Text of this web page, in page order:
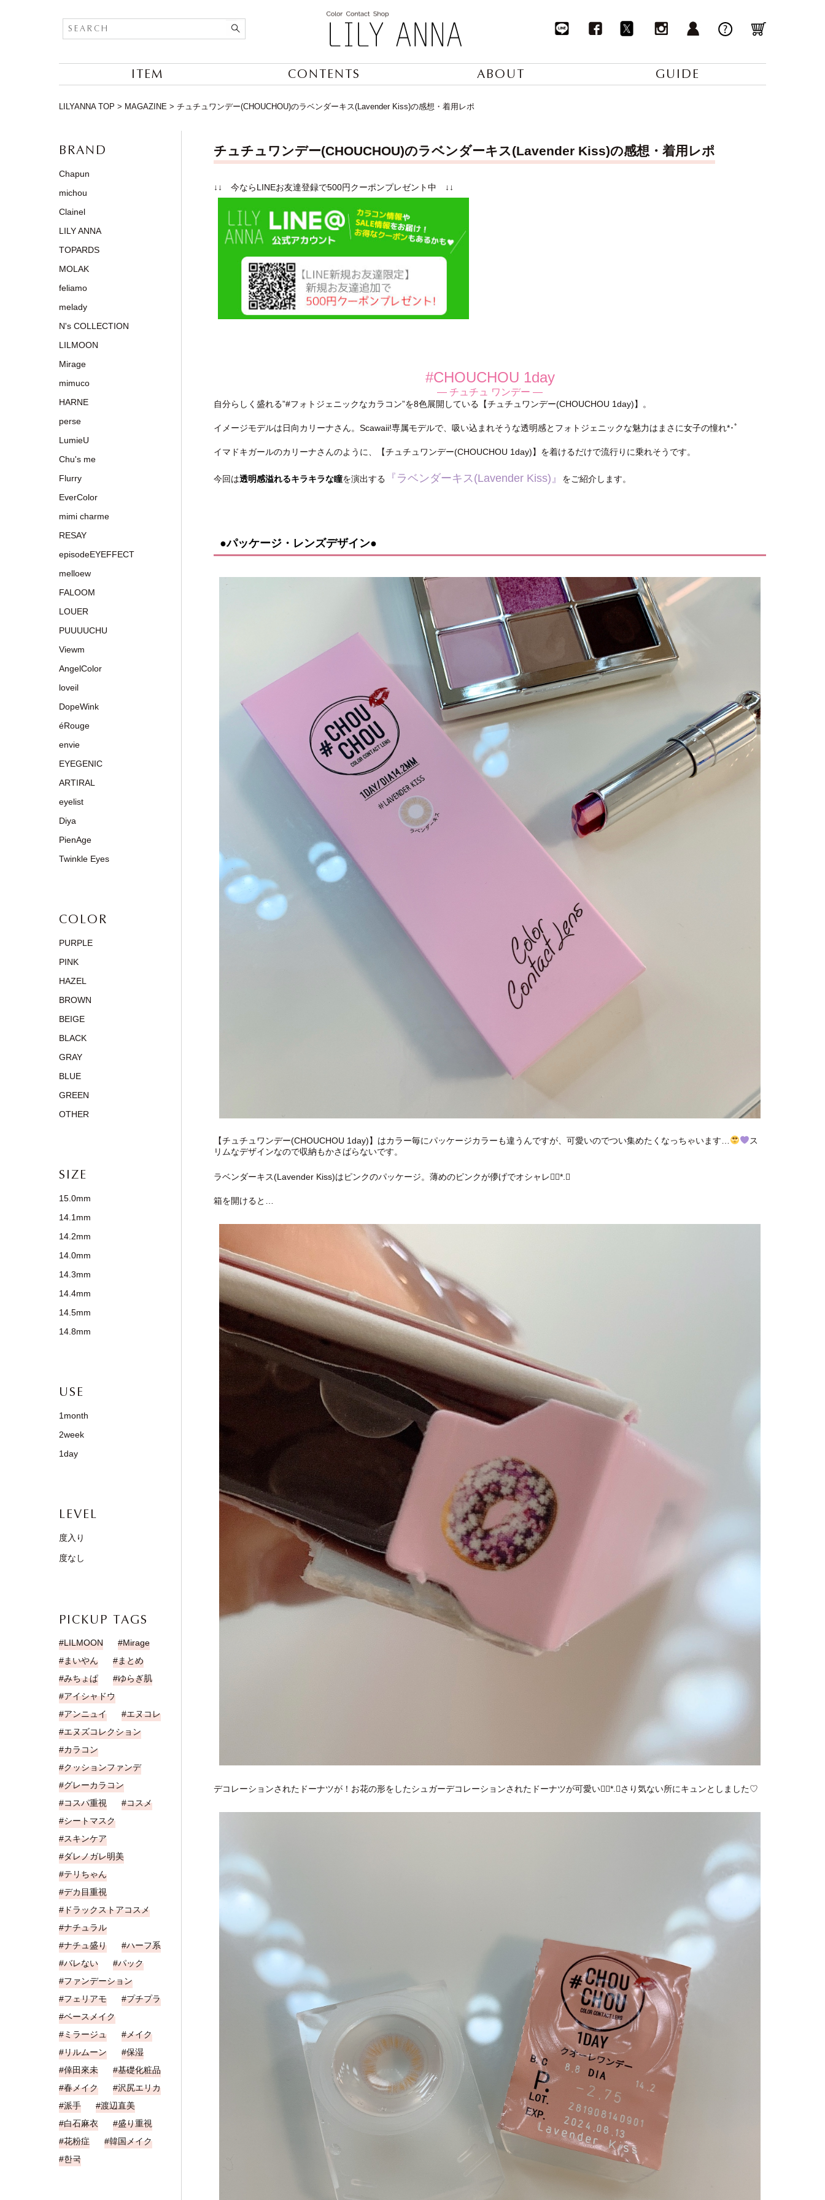
ITEM CONTENTS ABOUT GUIDE
LILYANNA TOP > MAGAZINE > チュチュワンデー(CHOUCHOU)のラベンダーキス(Lavender Kiss)の感想・着用レポ
チュチュワンデー(CHOUCHOU)のラベンダーキス(Lavender Kiss)の感想・着用レポ
↓↓ 今ならLINEお友達登録で500円クーポンプレゼント中 ↓↓
#CHOUCHOU 1day
— チュチュ ワンデー —
自分らしく盛れる”#フォトジェニックなカラコン”を8色展開している【チュチュワンデー(CHOUCHOU 1day)】。
イメージモデルは日向カリーナさん。Scawaii!専属モデルで、吸い込まれそうな透明感とフォトジェニックな魅力はまさに女子の憧れ*･ﾟ
イマドキガールのカリーナさんのように、【チュチュワンデー(CHOUCHOU 1day)】を着けるだけで流行りに乗れそうです。
今回は透明感溢れるキラキラな瞳を演出する 『ラベンダーキス(Lavender Kiss)』 をご紹介します。
●パッケージ・レンズデザイン●
【チュチュワンデー(CHOUCHOU 1day)】はカラー毎にパッケージカラーも違うんですが、可愛いのでつい集めたくなっちゃいます…
ス
リムなデザインなので収納もかさばらないです。
ラベンダーキス(Lavender Kiss)はピンクのパッケージ。薄めのピンクが儚げでオシャレ❁⃘*.ﾟ
箱を開けると…
デコレーションされたドーナツが！お花の形をしたシュガーデコレーションされたドーナツが可愛い❁⃘*.ﾟさり気ない所にキュンとしました♡
BRAND
Chapun
michou
Clainel
LILY ANNA
TOPARDS
MOLAK
feliamo
melady
N's COLLECTION
LILMOON
Mirage
mimuco
HARNE
perse
LumieU
Chu's me
Flurry
EverColor
mimi charme
RESAY
episodeEYEFFECT
melloew
FALOOM
LOUER
PUUUUCHU
Viewm
AngelColor
loveil
DopeWink
éRouge
envie
EYEGENIC
ARTIRAL
eyelist
Diya
PienAge
Twinkle Eyes
COLOR
PURPLE
PINK
HAZEL
BROWN
BEIGE
BLACK
GRAY
BLUE
GREEN
OTHER
SIZE
15.0mm
14.1mm
14.2mm
14.0mm
14.3mm
14.4mm
14.5mm
14.8mm
USE
1month
2week
1day
LEVEL
度入り
度なし
PICKUP TAGS
LILMOON
Mirage
まいやん
まとめ
みちょぱ
ゆらぎ肌
アイシャドウ
アンニュイ
エヌコレ
エヌズコレクション
カラコン
クッションファンデ
グレーカラコン
コスパ重視
コスメ
シートマスク
スキンケア
ダレノガレ明美
テリちゃん
デカ目重視
ドラックストアコスメ
ナチュラル
ナチュ盛り
ハーフ系
バレない
パック
ファンデーション
フェリアモ
プチプラ
ベースメイク
ミラージュ
メイク
リルムーン
保湿
倖田來未
基礎化粧品
春メイク
沢尻エリカ
派手
渡辺直美
白石麻衣
盛り重視
花粉症
韓国メイク
한국